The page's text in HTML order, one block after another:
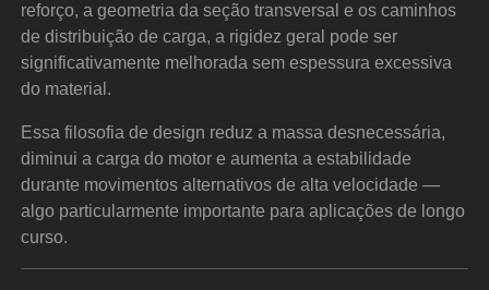
reforço, a geometria da seção transversal e os caminhos
de distribuição de carga, a rigidez geral pode ser
significativamente melhorada sem espessura excessiva
do material.
Essa filosofia de design reduz a massa desnecessária,
diminui a carga do motor e aumenta a estabilidade
durante movimentos alternativos de alta velocidade —
algo particularmente importante para aplicações de longo
curso.